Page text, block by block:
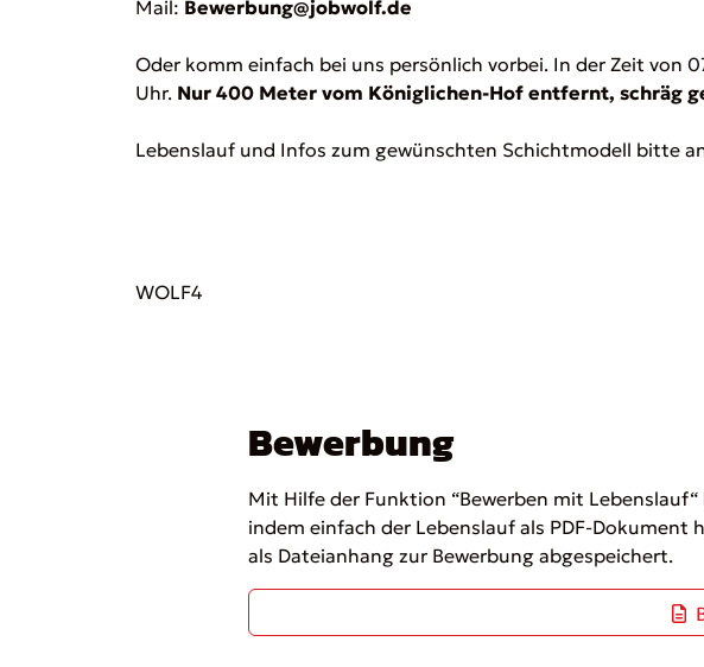
Mail: Bewerbung@jobwolf.de
Oder komm einfach bei uns persönlich vorbei. In der Zeit von
Uhr. Nur 400 Meter vom Königlichen-Hof entfernt, schräg
Lebenslauf und Infos zum gewünschten Schichtmodell bitte
WOLF4
Bewerbung
Mit Hilfe der Funktion “Bewerben mit
indem einfach der Lebenslauf als PDF-
als Dateianhang zur Bewerbung abgespeichert.